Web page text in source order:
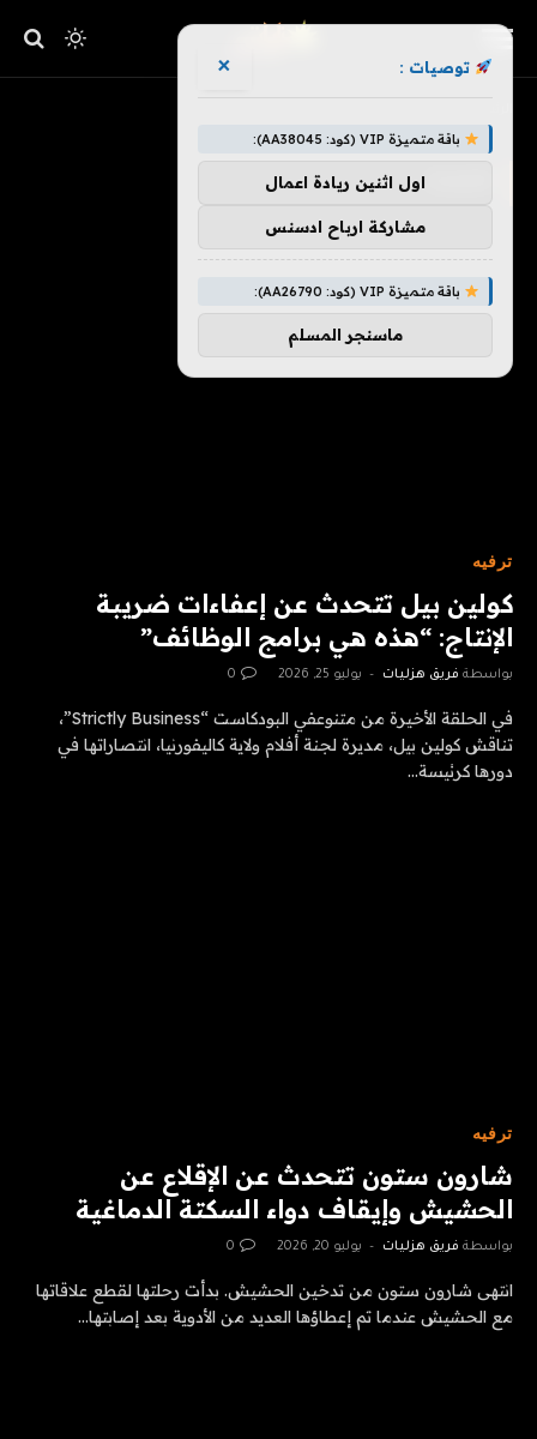
ترفيه
كولين بيل تتحدث عن إعفاءات ضريبة
الإنتاج: “هذه هي برامج الوظائف”
بواسطة فريق هزليات يوليو 25, 2026 0
في الحلقة الأخيرة من متنوعفي البودكاست “Strictly Business”،
تناقش كولين بيل، مديرة لجنة أفلام ولاية كاليفورنيا، انتصاراتها في
دورها كرئيسة…
ترفيه
شارون ستون تتحدث عن الإقلاع عن
الحشيش وإيقاف دواء السكتة الدماغية
بواسطة فريق هزليات يوليو 20, 2026 0
انتهى شارون ستون من تدخين الحشيش. بدأت رحلتها لقطع علاقاتها
مع الحشيش عندما تم إعطاؤها العديد من الأدوية بعد إصابتها…
توصيات : ×
باقة متميزة VIP (كود: AA38045):
اول اثنين ريادة اعمال
مشاركة ارباح ادسنس
باقة متميزة VIP (كود: AA26790):
ماسنجر المسلم